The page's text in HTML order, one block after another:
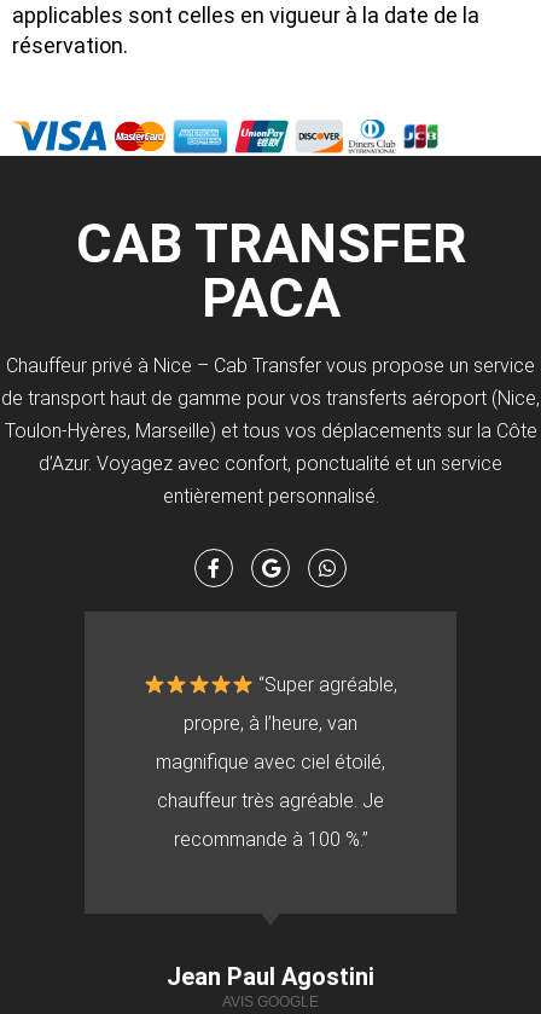
applicables sont celles en vigueur à la date de la
réservation.
CAB TRANSFER
PACA
Chauffeur privé à Nice – Cab Transfer vous propose un service
de transport haut de gamme pour vos transferts aéroport (Nice,
Toulon-Hyères, Marseille) et tous vos déplacements sur la Côte
d’Azur. Voyagez avec confort, ponctualité et un service
entièrement personnalisé.
“Super agréable,
propre, à l’heure, van
magnifique avec ciel étoilé,
chauffeur très agréable. Je
recommande à 100 %.”
Jean Paul Agostini
AVIS GOOGLE